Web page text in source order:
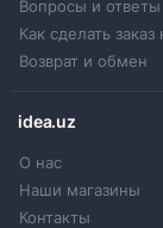
Вопросы и ответы
Как сделать заказ
Возврат и обмен
idea.uz
О нас
Наши магазины
Контакты